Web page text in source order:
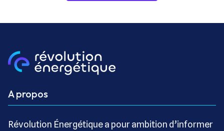
A propos
Révolution Énergétique a pour ambition d’informer